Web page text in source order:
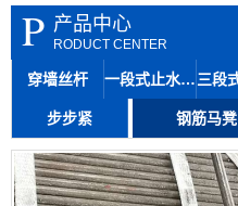
P 产品中心
RODUCT CENTER
穿墙丝杆 一段式止水丝杆
步步紧 钢筋马凳